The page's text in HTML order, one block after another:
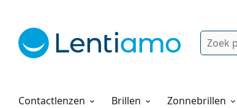
Zoek
Contactlenzen
Lenzenvloeistoffen Brillen Zonnebrillen
Hoe bestellen